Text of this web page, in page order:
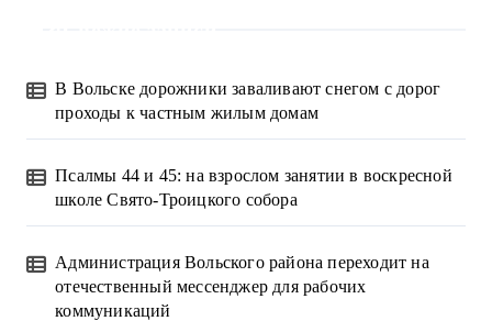
В Вольске дорожники заваливают снегом с дорог
проходы к частным жилым домам
Псалмы 44 и 45: на взрослом занятии в воскресной
школе Свято-Троицкого собора
Администрация Вольского района переходит на
отечественный мессенджер для рабочих
коммуникаций